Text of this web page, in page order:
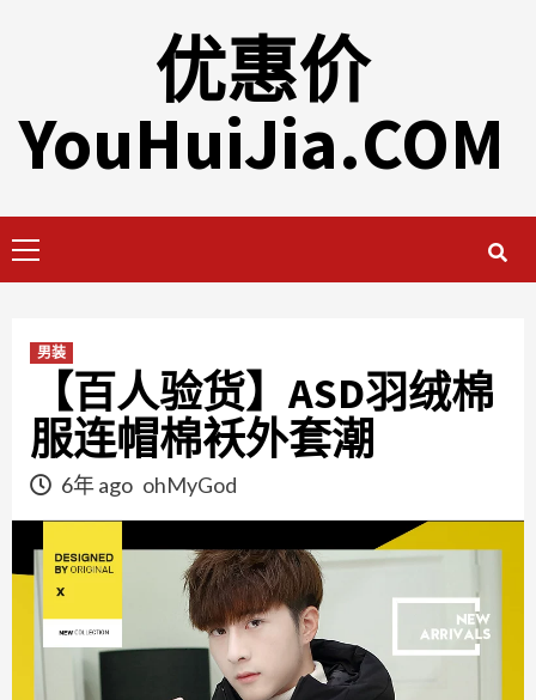
优惠价
YouHuiJia.COM
Menu
男装
【百人验货】ASD羽绒棉
服连帽棉袄外套潮
6年 ago ohMyGod